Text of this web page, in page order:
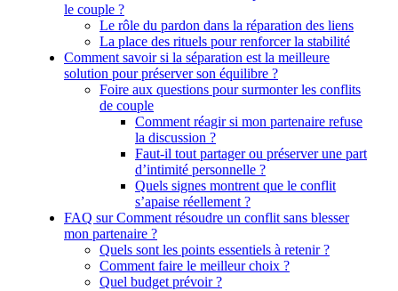
le couple ?
Le rôle du pardon dans la réparation des liens
La place des rituels pour renforcer la stabilité
Comment savoir si la séparation est la meilleure
solution pour préserver son équilibre ?
Foire aux questions pour surmonter les conflits
de couple
Comment réagir si mon partenaire refuse
la discussion ?
Faut-il tout partager ou préserver une part
d’intimité personnelle ?
Quels signes montrent que le conflit
s’apaise réellement ?
FAQ sur Comment résoudre un conflit sans blesser
mon partenaire ?
Quels sont les points essentiels à retenir ?
Comment faire le meilleur choix ?
Quel budget prévoir ?